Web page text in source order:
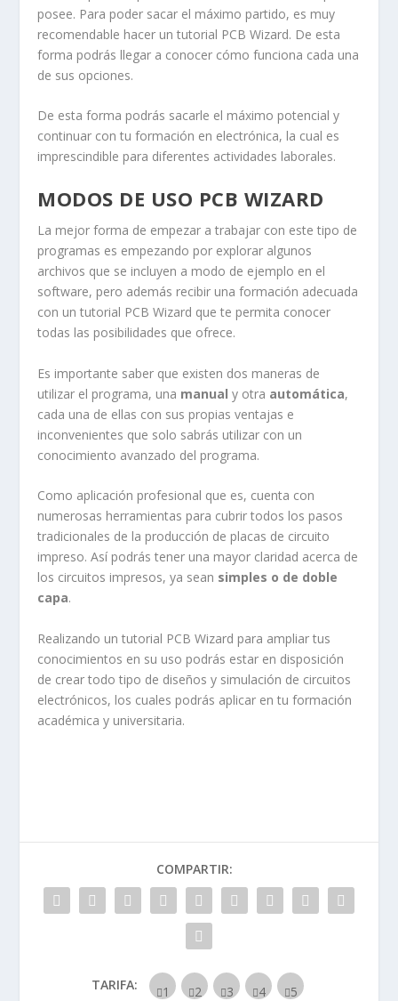
posee. Para poder sacar el máximo partido, es muy
recomendable hacer un tutorial PCB Wizard. De esta
forma podrás llegar a conocer cómo funciona cada una
de sus opciones.
De esta forma podrás sacarle el máximo potencial y
continuar con tu formación en electrónica, la cual es
imprescindible para diferentes actividades laborales.
MODOS DE USO PCB WIZARD
La mejor forma de empezar a trabajar con este tipo de
programas es empezando por explorar algunos
archivos que se incluyen a modo de ejemplo en el
software, pero además recibir una formación adecuada
con un tutorial PCB Wizard que te permita conocer
todas las posibilidades que ofrece.
Es importante saber que existen dos maneras de
utilizar el programa, una manual y otra automática,
cada una de ellas con sus propias ventajas e
inconvenientes que solo sabrás utilizar con un
conocimiento avanzado del programa.
Como aplicación profesional que es, cuenta con
numerosas herramientas para cubrir todos los pasos
tradicionales de la producción de placas de circuito
impreso. Así podrás tener una mayor claridad acerca de
los circuitos impresos, ya sean simples o de doble
capa.
Realizando un tutorial PCB Wizard para ampliar tus
conocimientos en su uso podrás estar en disposición
de crear todo tipo de diseños y simulación de circuitos
electrónicos, los cuales podrás aplicar en tu formación
académica y universitaria.
COMPARTIR:
TARIFA: